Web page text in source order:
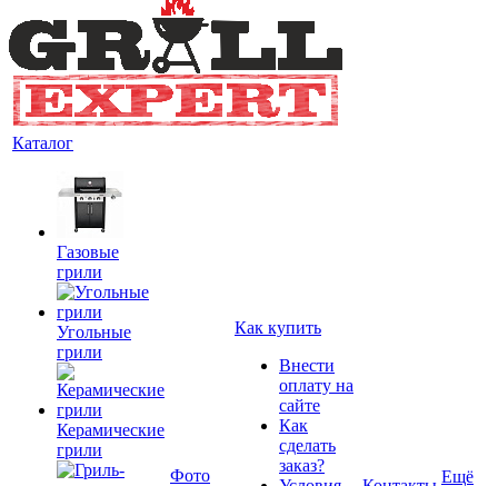
Каталог
Газовые
грили
Угольные
грили
Керамические
грили
Фото
Как купить
Внести
оплату на
сайте
Как
сделать
заказ?
Ещё